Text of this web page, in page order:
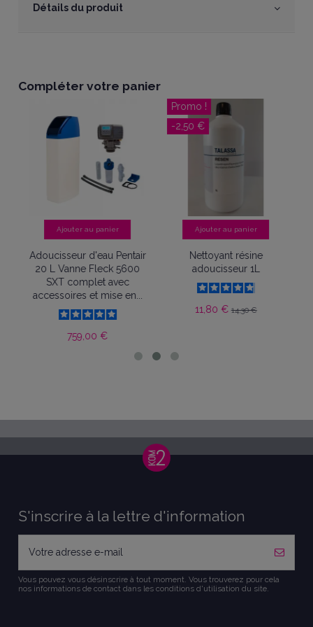
Détails du produit
Compléter votre panier
Ajouter au panier
Adoucisseur d'eau Pentair
20 L Vanne Fleck 5600
SXT complet avec
accessoires et mise en...
759,00 €
Promo !
-2,50 €
Ajouter au panier
Nettoyant résine
adoucisseur 1L
11,80 € 14,30 €
S'inscrire à la lettre d'information
Vous pouvez vous désinscrire à tout moment. Vous trouverez pour cela
nos informations de contact dans les conditions d'utilisation du site.